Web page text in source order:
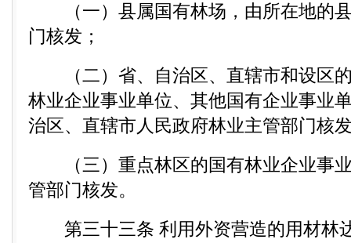
（一）县属国有林场，由所在地的县
门核发；
（二）省、自治区、直辖市和设区的
林业企业事业单位、其他国有企业事业
治区、直辖市人民政府林业主管部门核
（三）重点林区的国有林业企业事业
管部门核发。
第三十三条 利用外资营造的用材林